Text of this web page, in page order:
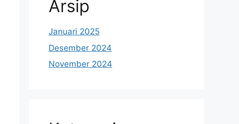
Arsip
Januari 2025
Desember 2024
November 2024